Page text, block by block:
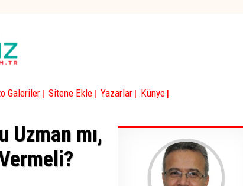
Galeriler | Sitene Ekle | Yazarlar | Künye |
Uzman mı,